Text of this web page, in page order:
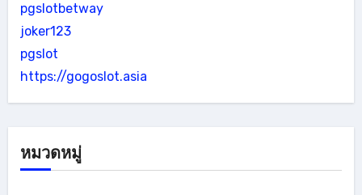
pgslotbetway
joker123
pgslot
https://gogoslot.asia
หมวดหมู่